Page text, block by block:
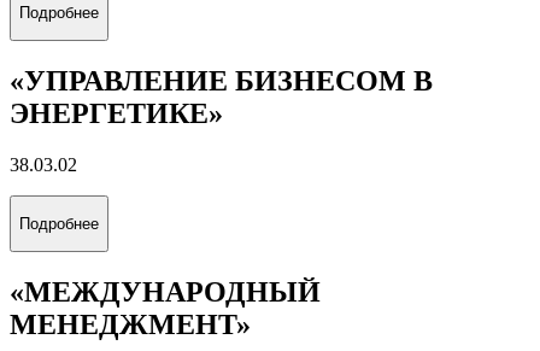
Подробнее
«УПРАВЛЕНИЕ БИЗНЕСОМ В
ЭНЕРГЕТИКЕ»
38.03.02
Подробнее
«МЕЖДУНАРОДНЫЙ
МЕНЕДЖМЕНТ»